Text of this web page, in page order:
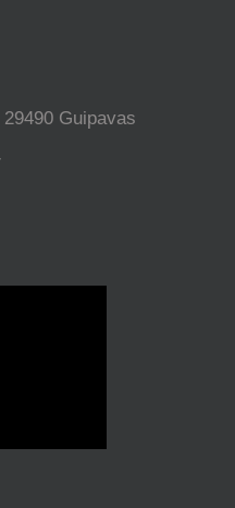
Guipavas